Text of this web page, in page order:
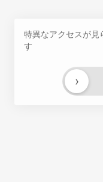
特異なアクセスが見
す
›